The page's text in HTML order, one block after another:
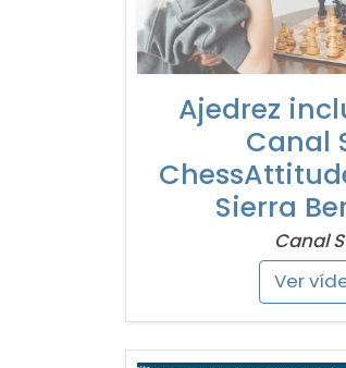
Ajedrez
Canal
Sierra
Canal
Ver